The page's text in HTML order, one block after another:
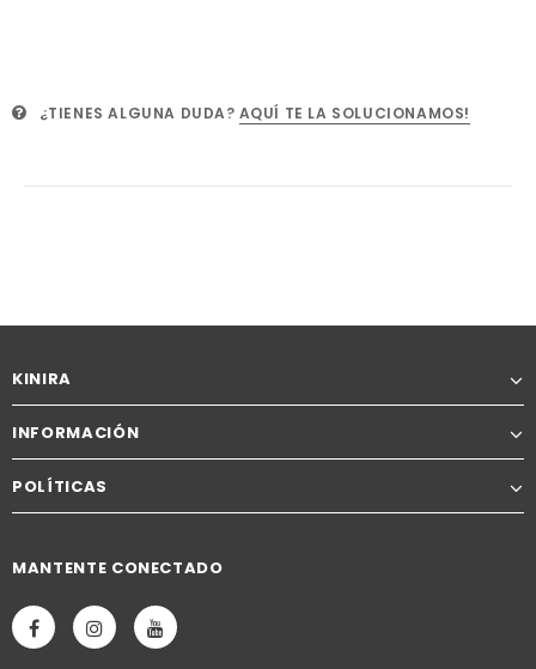
¿TIENES ALGUNA DUDA? AQUÍ TE LA SOLUCIONAMOS!
KINIRA
INFORMACIÓN
POLÍTICAS
MANTENTE CONECTADO